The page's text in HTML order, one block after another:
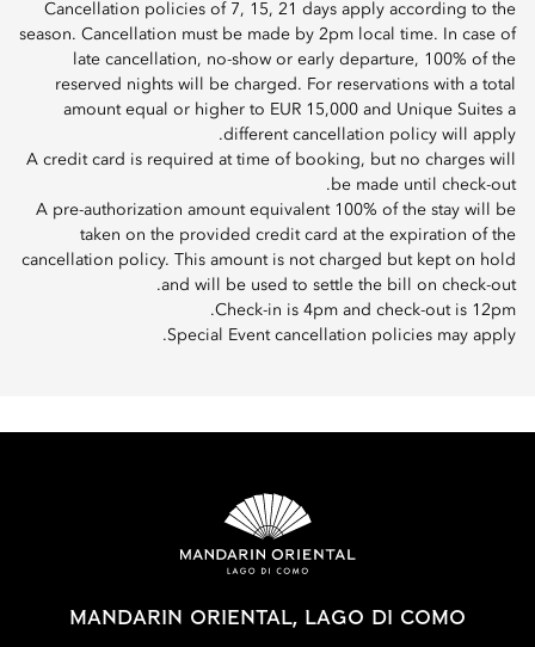
Cancellation policies of 7, 15, 21 days apply according to the
season. Cancellation must be made by 2pm local time. In case of
late cancellation, no-show or early departure, 100% of the
reserved nights will be charged. For reservations with a total
amount equal or higher to EUR 15,000 and Unique Suites a
different cancellation policy will apply.
A credit card is required at time of booking, but no charges will
be made until check-out.
A pre-authorization amount equivalent 100% of the stay will be
taken on the provided credit card at the expiration of the
cancellation policy. This amount is not charged but kept on hold
and will be used to settle the bill on check-out.
Check-in is 4pm and check-out is 12pm.
Special Event cancellation policies may apply.
MANDARIN ORIENTAL, LAGO DI COMO